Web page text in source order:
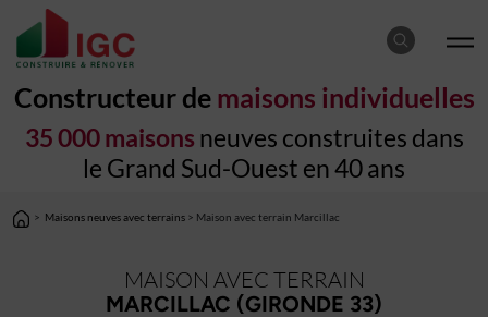
Constructeur de maisons individuelles
35 000 maisons neuves construites dans
le Grand Sud-Ouest en 40 ans
> Maisons neuves avec terrains > Maison avec terrain Marcillac
MAISON AVEC TERRAIN
MARCILLAC (GIRONDE 33)